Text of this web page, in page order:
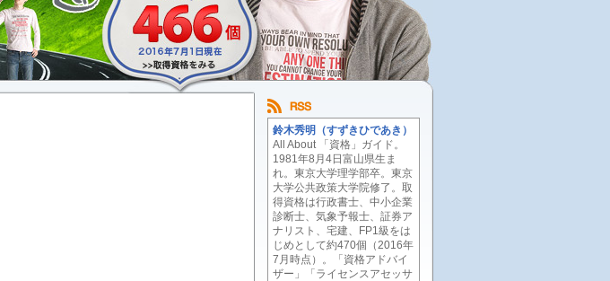
鈴木秀明（すずきひであき）
All About 「資格」ガイド。
1981年8月4日富山県生ま
れ。東京大学理学部卒。東京
大学公共政策大学院修了。取
得資格は行政書士、中小企業
診断士、気象予報士、証券ア
ナリスト、宅建、FP1級をは
じめとして約470個（2016年
7月時点）。「資格アドバイ
ザー」「ライセンスアセッサ